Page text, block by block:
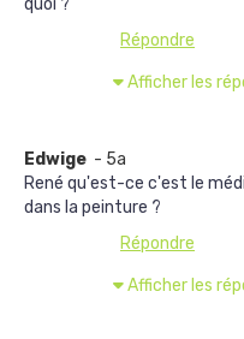
quoi ?
Répondre
Afficher les
Edwige - 5a
René qu'est-ce c'est le
dans la peinture ?
Répondre
Afficher les